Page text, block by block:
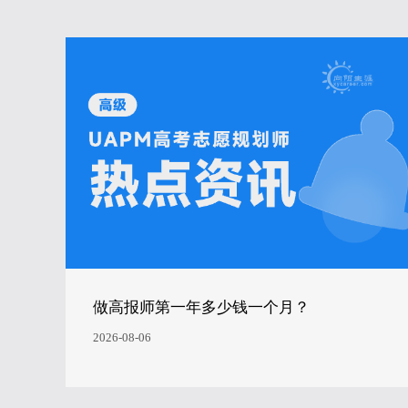
做高报师第一年多少钱一个月？
2026-08-06